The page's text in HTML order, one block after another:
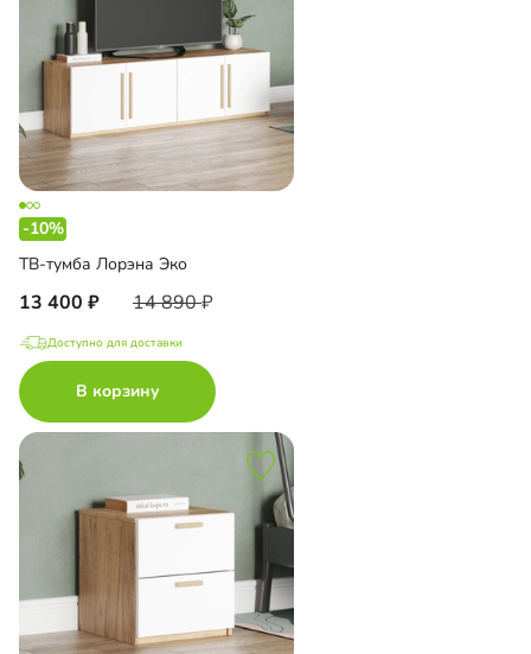
-10%
ТВ-тумба Лорэна Эко
13 400 14 890
Доступно для доставки
В корзину